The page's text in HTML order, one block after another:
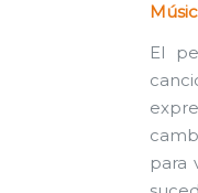
El
para